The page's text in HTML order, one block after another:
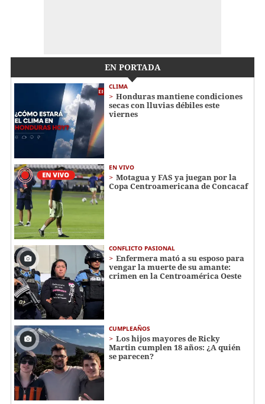
EN PORTADA
CLIMA
Honduras mantiene condiciones
secas con lluvias débiles este
viernes
EN VIVO
Motagua y FAS ya juegan por la
Copa Centroamericana de Concacaf
CONFLICTO PASIONAL
Enfermera mató a su esposo para
vengar la muerte de su amante:
crimen en la Centroamérica Oeste
CUMPLEAÑOS
Los hijos mayores de Ricky
Martin cumplen 18 años: ¿A quién
se parecen?